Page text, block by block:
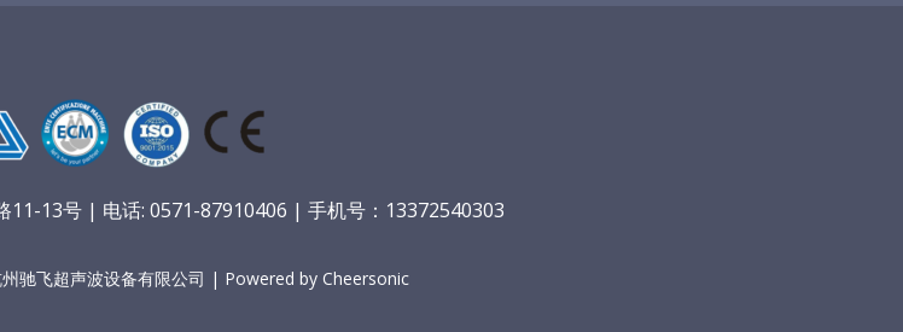
11-13号 | 电话: 0571-87910406 | 手机号：13372540303
驰飞超声波设备有限公司 | Powered by Cheersonic